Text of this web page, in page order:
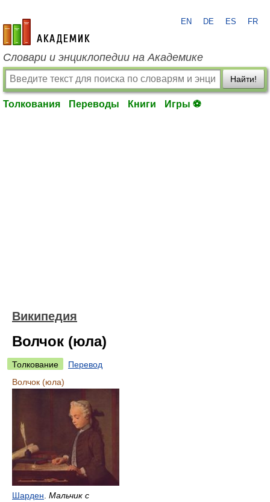
academic.ru
EN DE ES FR
Словари и энциклопедии на Академике
Найти!
Толкования Переводы Книги Игры ⚽
Википедия
Волчок (юла)
Толкование
Перевод
Волчок (юла)
Шарден Мальчик с